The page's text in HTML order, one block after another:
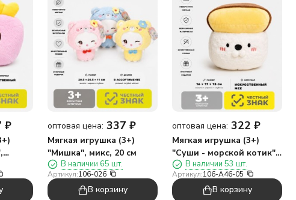
₽ оптовая цена: 337 ₽
Мягкая игрушка (3+)
"Мишка", микс, 20 см
В наличии 65 шт.
Артикул:106-026
В корзину
оптовая цена: 322 ₽
Мягкая игрушка (3+)
"Суши - морской котик",
желто-коричневая, 17 см
В наличии 53 шт.
Артикул:106-A46-05
В корзину